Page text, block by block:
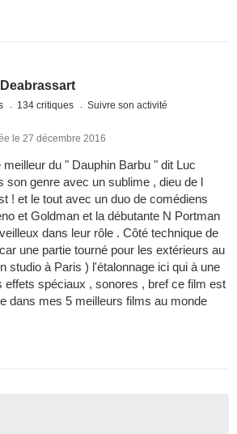
134 critiques Suivre son activité
le 27 décembre 2016
du " Dauphin Barbu " dit Luc
son genre avec un sublime , dieu de l
! et le tout avec un duo de comédiens
et Goldman et la débutante N Portman
dans leur rôle . Côté technique de
une partie tourné pour les extérieurs au
studio à Paris ) l'étalonnage ici qui à une
effets spéciaux , sonores , bref ce film est
dans mes 5 meilleurs films au monde